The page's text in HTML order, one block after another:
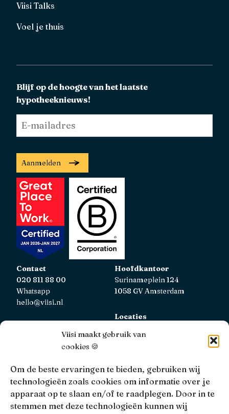
Viisi maakt gebruik van
cookies 🍪
Om de beste ervaringen te bieden, gebruiken wij
technologieën zoals cookies om informatie over je
apparaat op te slaan en/of te raadplegen. Door in te
stemmen met deze technologieën kunnen wij
Viisi Talks
Voel je thuis
Blijf op de hoogte van het laatste
hypotheeknieuws!
E-
mailadres *
Aanmelden
Contact
020 811 88 00
Whatsapp
hello@viisi.nl
Hoofdkantoor
Surinameplein 124
1058 GV Amsterdam
Locaties
Viisi Hypotheken is geregistreerd bij de AFM.
Registratienummer: 12039833
KiFiD